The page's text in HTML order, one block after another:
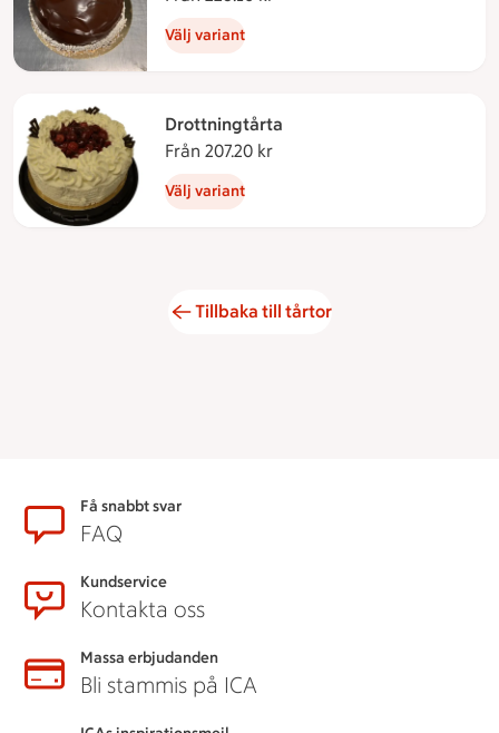
Välj variant
Drottningtårta
Från 207.20 kr
Välj variant
Tillbaka till tårtor
SidfotFå snabbt svar
FAQ
Kundservice
Kontakta oss
Massa erbjudanden
Bli stammis på ICA